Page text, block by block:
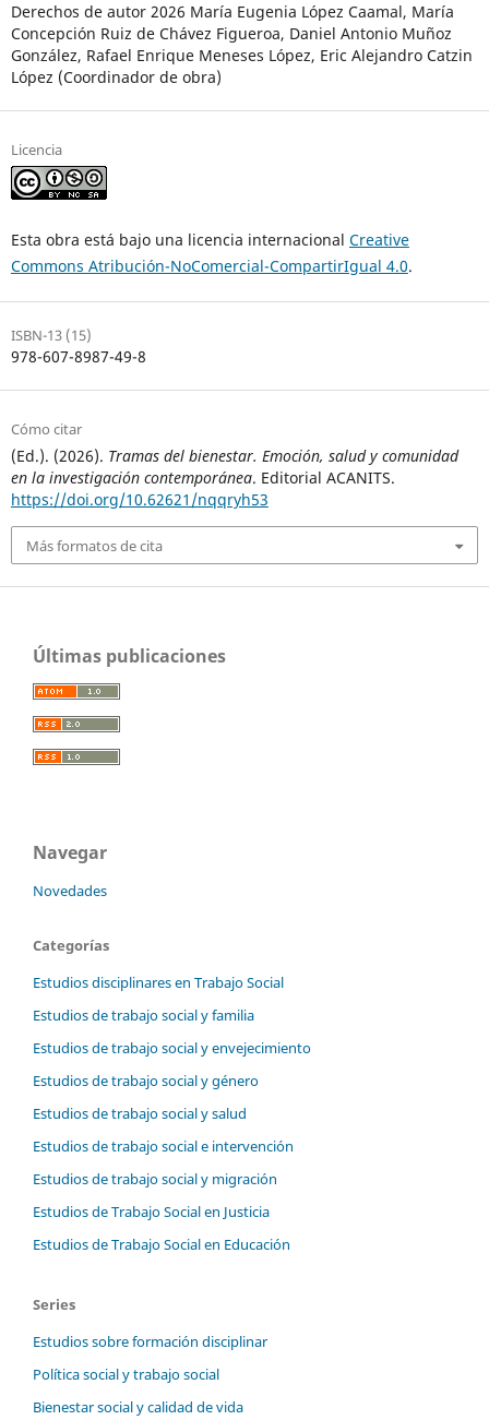
Derechos de autor 2026 María Eugenia López Caamal, María
Concepción Ruiz de Chávez Figueroa, Daniel Antonio Muñoz
González, Rafael Enrique Meneses López, Eric Alejandro Catzin
López (Coordinador de obra)
Licencia
Esta obra está bajo una licencia internacional Creative
Commons Atribución-NoComercial-CompartirIgual 4.0.
ISBN-13 (15)
978-607-8987-49-8
Cómo citar
(Ed.). (2026). Tramas del bienestar. Emoción, salud y comunidad
en la investigación contemporánea. Editorial ACANITS.
https://doi.org/10.62621/nqqryh53
Más formatos de cita
Últimas publicaciones
Navegar
Novedades
Categorías
Estudios disciplinares en Trabajo Social
Estudios de trabajo social y familia
Estudios de trabajo social y envejecimiento
Estudios de trabajo social y género
Estudios de trabajo social y salud
Estudios de trabajo social e intervención
Estudios de trabajo social y migración
Estudios de Trabajo Social en Justicia
Estudios de Trabajo Social en Educación
Series
Estudios sobre formación disciplinar
Política social y trabajo social
Bienestar social y calidad de vida